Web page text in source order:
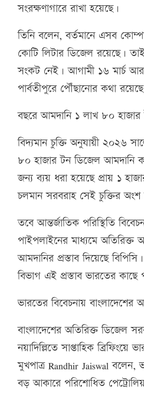
সংরক্ষণাগারে রাখা হয়েছে।
তিনি বলেন, বর্তমানে এসব
কোটি লিটার ডিজেল রয়েছে।
সংকট নেই। আগামী ১৬ মার্চ
পার্বতীপুরে পৌঁছানোর কথা
বছরে আমদানি ১ লাখ ৮০
বিদ্যমান চুক্তি অনুযায়ী ২০২৬
৮০ হাজার টন ডিজেল আমদানি
জন্য ব্যয় ধরা হয়েছে প্রায় ১
চলমান সরবরাহ সেই চুক্তির অংশ
তবে আন্তর্জাতিক পরিস্থিতি
পাইপলাইনের মাধ্যমে
আমদানির প্রস্তাব দিয়েছে
বিভাগ এই প্রস্তাব ভারতের কাছে
ভারতের বিবেচনায় বাংলাদেশের
বাংলাদেশের অতিরিক্ত ডিজেল
নয়াদিল্লিতে সাপ্তাহিক ব্রিফিংয়ে
মুখপাত্র Randhir Jaiswal বলেন,
বড় আকারে পরিশোধিত